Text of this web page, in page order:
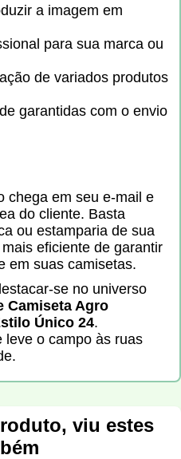
a imagem em
para sua marca ou
de variados produtos
garantidas com o envio
chega em seu e-mail e
do cliente. Basta
ou estamparia de sua
eficiente de garantir
em suas camisetas.
se no universo
Camiseta Agro
Único 24.
leve o campo às ruas
viu estes